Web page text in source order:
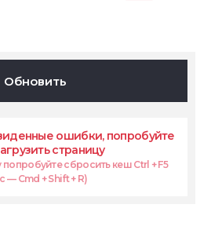
Обновить
ошибки, попробуйте
страницу
сбросить кеш Ctrl + F5
— Cmd + Shift + R)